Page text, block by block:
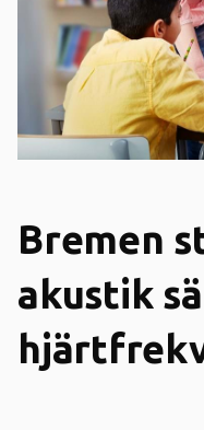
Bremen
akustik